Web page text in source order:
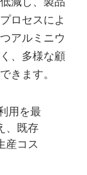
ロセスによ
アルミニウ
、多様な顧
きます。
用を最
、既存
産コス